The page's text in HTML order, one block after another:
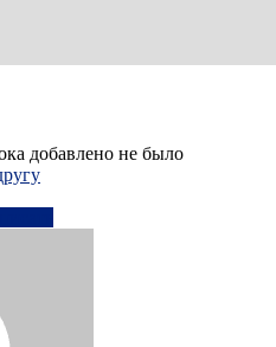
добавлено не было